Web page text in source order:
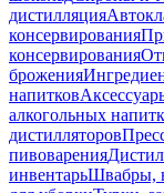
дистилляция
консервирования
консервирования
брожения
напитков
алкогольных
дистилляторов
пивоварения
инвентарьШвабры,